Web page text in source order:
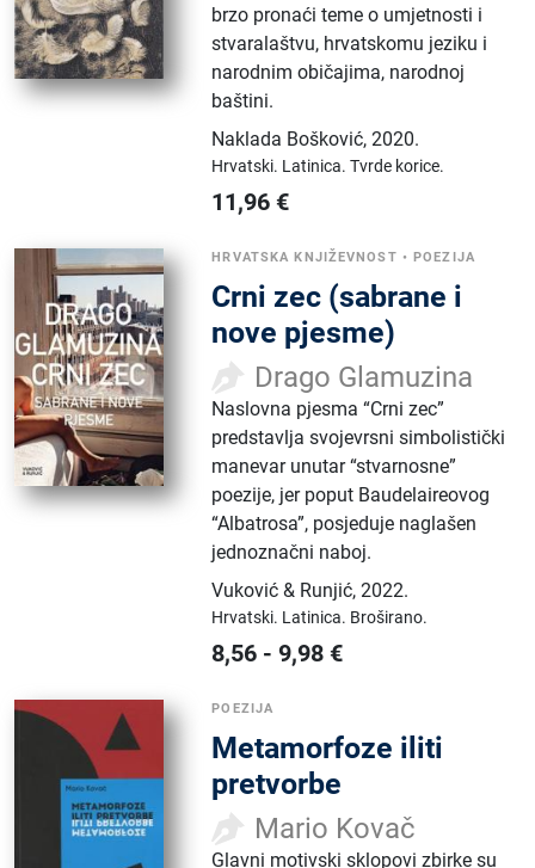
brzo pronaći teme o umjetnosti i
stvaralaštvu, hrvatskomu jeziku i
narodnim običajima, narodnoj
baštini.
Naklada Bošković,2020.
Hrvatski. Latinica.Tvrde korice.
11,96 €
HRVATSKA KNJIŽEVNOST • POEZIJA
Crni zec (sabrane i
nove pjesme)
Drago Glamuzina
Naslovna pjesma “Crni zec”
predstavlja svojevrsni simbolistički
manevar unutar “stvarnosne”
poezije, jer poput Baudelaireovog
“Albatrosa”, posjeduje naglašen
jednoznačni naboj.
Vuković & Runjić,2022.
Hrvatski. Latinica. Broširano.
8,56 -9,98 €
POEZIJA
Metamorfoze iliti
pretvorbe
Mario Kovač
Glavni motivski sklopovi zbirke su